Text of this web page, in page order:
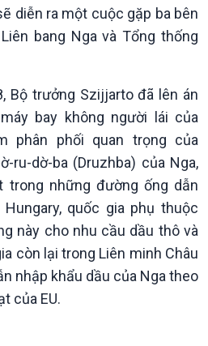
Khoa học & Công nghệ
Tin Khoa học & Công nghệ
Kết nối công nghệ
Sống chung với biến đổi
khí hậu
diễn ra một cuộc gặp ba bên
bang Nga và Tổng thống
Bộ trưởng Szijjarto đã lên án
bay không người lái của
phân phối quan trọng của
ru-dờ-ba (Druzhba) của Nga,
trong những đường ống dẫn
quốc gia phụ thuộc
này cho nhu cầu dầu thô và
còn lại trong Liên minh Châu
nhập khẩu dầu của Nga theo
của EU.